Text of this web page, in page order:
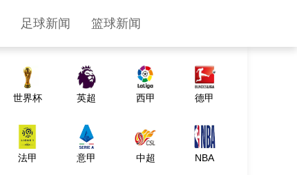
足球新闻 篮球新闻
热门直播
世界杯 英超 西甲 德甲
法甲 意甲 中超 NBA